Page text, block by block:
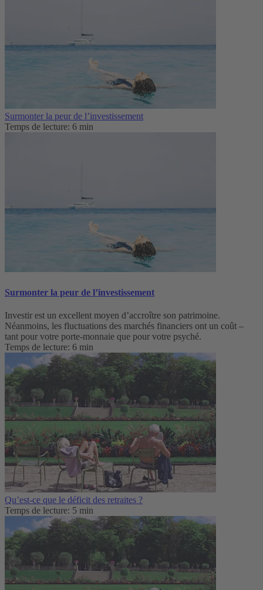
Surmonter la peur de l’investissement
Temps de lecture: 6 min
Surmonter la peur de l’investissement
Investir est un excellent moyen d’accroître son patrimoine.
Néanmoins, les fluctuations des marchés financiers ont un coût –
tant pour votre porte-monnaie que pour votre psyché.
Temps de lecture: 6 min
Qu’est-ce que le déficit des retraites ?
Temps de lecture: 5 min